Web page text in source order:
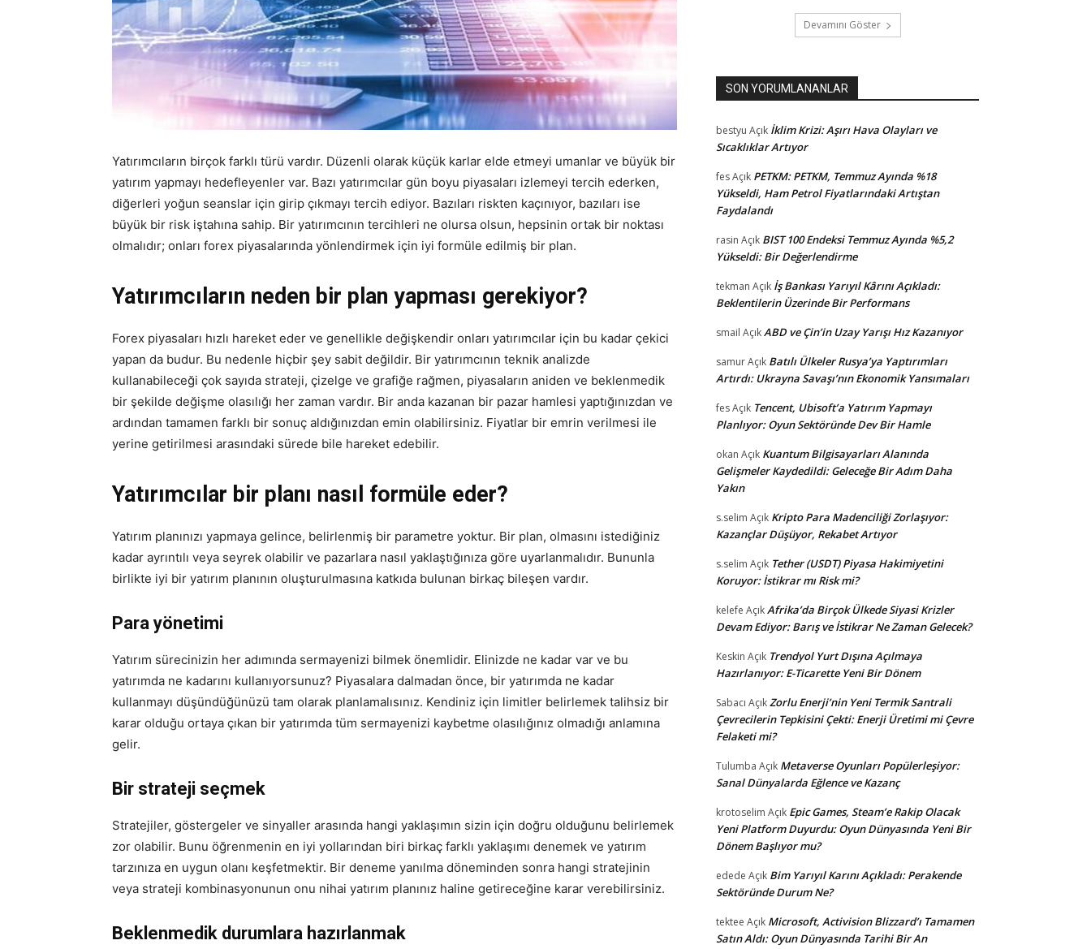
Yatırımcıların birçok farklı türü vardır. Düzenli olarak küçük karlar elde etmeyi umanlar ve büyük bir
yatırım yapmayı hedefleyenler var. Bazı yatırımcılar gün boyu piyasaları izlemeyi tercih ederken,
diğerleri yoğun seanslar için girip çıkmayı tercih ediyor. Bazıları riskten kaçınıyor, bazıları ise
büyük bir risk iştahına sahip. Bir yatırımcının tercihleri ​​ne olursa olsun, hepsinin ortak bir noktası
olmalıdır; onları forex piyasalarında yönlendirmek için iyi formüle edilmiş bir plan.
Yatırımcıların neden bir plan yapması gerekiyor?
Forex piyasaları hızlı hareket eder ve genellikle değişkendir onları yatırımcılar için bu kadar çekici
yapan da budur. Bu nedenle hiçbir şey sabit değildir. Bir yatırımcının teknik analizde
kullanabileceği çok sayıda strateji, çizelge ve grafiğe rağmen, piyasaların aniden ve beklenmedik
bir şekilde değişme olasılığı her zaman vardır. Bir anda kazanan bir pazar hamlesi yaptığınızdan ve
ardından tamamen farklı bir sonuç aldığınızdan emin olabilirsiniz. Fiyatlar bir emrin verilmesi ile
yerine getirilmesi arasındaki sürede bile hareket edebilir.
Yatırımcılar bir planı nasıl formüle eder?
Yatırım planınızı yapmaya gelince, belirlenmiş bir parametre yoktur. Bir plan, olmasını istediğiniz
kadar ayrıntılı veya seyrek olabilir ve pazarlara nasıl yaklaştığınıza göre uyarlanmalıdır. Bununla
birlikte iyi bir yatırım planının oluşturulmasına katkıda bulunan birkaç bileşen vardır.
Para yönetimi
Yatırım sürecinizin her adımında sermayenizi bilmek önemlidir. Elinizde ne kadar var ve bu
yatırımda ne kadarını kullanıyorsunuz? Piyasalara dalmadan önce, bir yatırımda ne kadar
kullanmayı düşündüğünüzü tam olarak planlamalısınız. Kendiniz için limitler belirlemek talihsiz bir
karar olduğu ortaya çıkan bir yatırımda tüm sermayenizi kaybetme olasılığınız olmadığı anlamına
gelir.
Bir strateji seçmek
Stratejiler, göstergeler ve sinyaller arasında hangi yaklaşımın sizin için doğru olduğunu belirlemek
zor olabilir. Bunu öğrenmenin en iyi yollarından biri birkaç farklı yaklaşımı denemek ve yatırım
tarzınıza en uygun olanı keşfetmektir. Bir deneme yanılma döneminden sonra hangi stratejinin
veya strateji kombinasyonunun onu nihai yatırım planınız haline getireceğine karar verebilirsiniz.
Beklenmedik durumlara hazırlanmak
Devamını Göster
SON YORUMLANANLAR
bestyu Açık İklim Krizi: Aşırı Hava Olayları ve
Sıcaklıklar Artıyor
fesAçık PETKM: PETKM, Temmuz Ayında %18
Yükseldi, Ham Petrol Fiyatlarındaki Artıştan
Faydalandı
rasin Açık BIST 100 Endeksi Temmuz Ayında %5,2
Yükseldi: Bir Değerlendirme
tekman Açık İş Bankası Yarıyıl Kârını Açıkladı:
Beklentilerin Üzerinde Bir Performans
smail AçıkABD ve Çin’in Uzay Yarışı Hız Kazanıyor
samurAçık Batılı Ülkeler Rusya’ya Yaptırımları
Artırdı: Ukrayna Savaşı’nın Ekonomik Yansımaları
fesAçık Tencent, Ubisoft’a Yatırım Yapmayı
Planlıyor: Oyun Sektöründe Dev Bir Hamle
okan Açık Kuantum Bilgisayarları Alanında
Gelişmeler Kaydedildi: Geleceğe Bir Adım Daha
Yakın
s.selim Açık Kripto Para Madenciliği Zorlaşıyor:
Kazançlar Düşüyor, Rekabet Artıyor
s.selim Açık Tether (USDT) Piyasa Hakimiyetini
Koruyor: İstikrar mı Risk mi?
kelefe AçıkAfrika’da Birçok Ülkede Siyasi Krizler
Devam Ediyor: Barış ve İstikrar Ne Zaman Gelecek?
Keskin Açık Trendyol Yurt Dışına Açılmaya
Hazırlanıyor: E-Ticarette Yeni Bir Dönem
Sabacı AçıkZorlu Enerji’nin Yeni Termik Santrali
Çevrecilerin Tepkisini Çekti: Enerji Üretimi mi Çevre
Felaketi mi?
Tulumba Açık Metaverse Oyunları Popülerleşiyor:
Sanal Dünyalarda Eğlence ve Kazanç
krotoselim Açık Epic Games, Steam’e Rakip Olacak
Yeni Platform Duyurdu: Oyun Dünyasında Yeni Bir
Dönem Başlıyor mu?
edede Açık Bim Yarıyıl Karını Açıkladı: Perakende
Sektöründe Durum Ne?
tektee Açık Microsoft, Activision Blizzard’ı Tamamen
Satın Aldı: Oyun Dünyasında Tarihi Bir An